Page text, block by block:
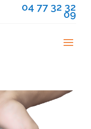
04 77 32 32
09